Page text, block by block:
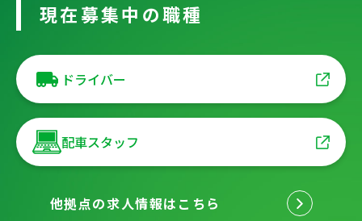
現在募集中の職種
ドライバー
配車スタッフ
他拠点の求人情報はこちら